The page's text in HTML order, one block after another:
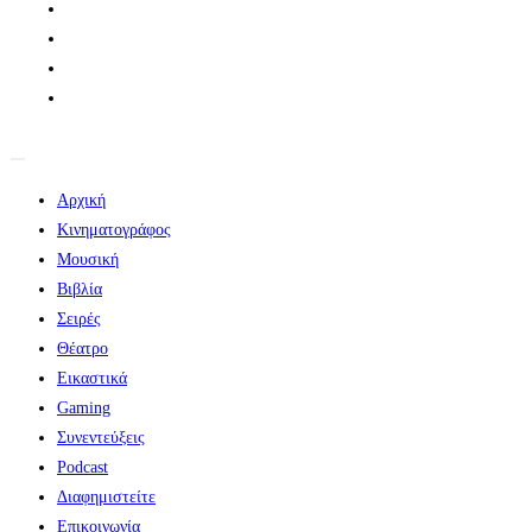
Αρχική
Κινηματογράφος
Μουσική
Βιβλία
Σειρές
Θέατρο
Εικαστικά
Gaming
Συνεντεύξεις
Podcast
Διαφημιστείτε
Επικοινωνία